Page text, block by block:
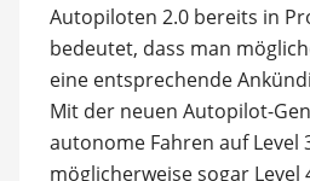
Autopiloten 2.0 bereits in
bedeutet, dass man
eine entsprechende
Mit der neuen Autopilot-
autonome Fahren auf Level
möglicherweise sogar Level